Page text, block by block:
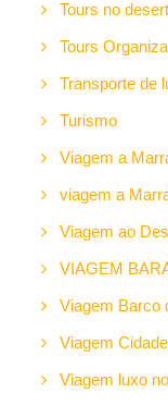
Tours no
Tours
Transporte de
Turismo
Viagem a
viagem a
Viagem ao
VIAGEM
Viagem Barco
Viagem
Viagem luxo